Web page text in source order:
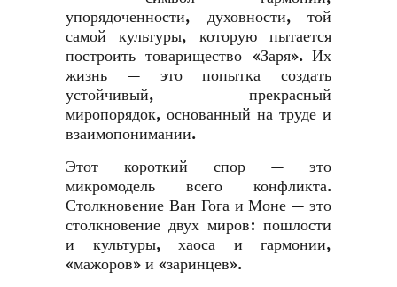
упорядоченности, духовности, той
самой культуры, которую пытается
построить товарищество «Заря». Их
жизнь — это попытка создать
устойчивый, прекрасный
миропорядок, основанный на труде и
взаимопонимании.
Этот короткий спор — это
микромодель всего конфликта.
Столкновение Ван Гога и Моне — это
столкновение двух миров: пошлости
и культуры, хаоса и гармонии,
«мажоров» и «заринцев».